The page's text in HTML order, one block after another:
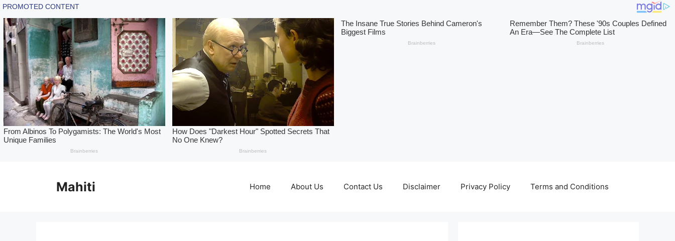
Mahiti Home About Us Contact Us Disclaimer Privacy Policy Terms and Conditions